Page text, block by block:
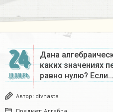
24
ДЕКАБРЬ
Дана
каких значениях
равно нулю? Если…
Автор: divnasta